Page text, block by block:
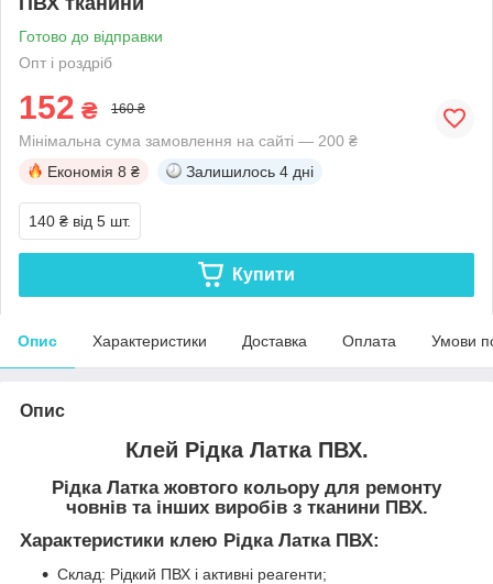
Готово до відправки
Опт і роздріб
152 ₴ 160 ₴
Мінімальна сума замовлення на сайті — 200 ₴
Економія 8 ₴ Залишилось 4 дні
140 ₴ від 5 шт.
Купити
Опис Характеристики Доставка Оплата Умови
Опис
Клей Рідка Латка ПВХ.
Рідка Латка жовтого кольору для ремонту
човнів та інших виробів з тканини ПВХ.
Характеристики клею Рідка Латка ПВХ:
Склад: Рідкий ПВХ і активні реагенти;